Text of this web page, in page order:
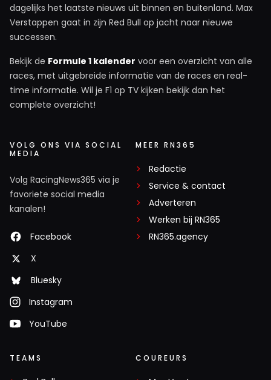
dagelijks het laatste nieuws uit binnen en buitenland. Max
Verstappen gaat in zijn Red Bull op jacht naar nieuwe
successen.
Bekijk de Formule 1 kalender voor een overzicht van alle
races, met uitgebreide informatie van de races en real-
time informatie. Wil je F1 op TV kijken bekijk dan het
complete overzicht!
VOLG ONS VIA SOCIAL
MEDIA
Volg RacingNews365 via je
favoriete social media
kanalen!
Facebook
X
Bluesky
Instagram
YouTube
MEER RN365
Redactie
Service & contact
Adverteren
Werken bij RN365
RN365.agency
TEAMS COUREURS